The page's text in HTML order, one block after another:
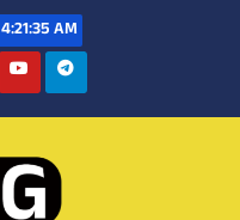
4:21:35 AM